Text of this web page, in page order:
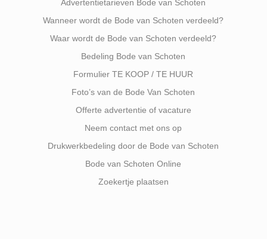
Advertentietarieven Bode van Schoten
Wanneer wordt de Bode van Schoten verdeeld?
Waar wordt de Bode van Schoten verdeeld?
Bedeling Bode van Schoten
Formulier TE KOOP / TE HUUR
Foto’s van de Bode Van Schoten
Offerte advertentie of vacature
Neem contact met ons op
Drukwerkbedeling door de Bode van Schoten
Bode van Schoten Online
Zoekertje plaatsen